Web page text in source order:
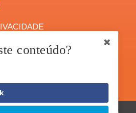
conteúdo?